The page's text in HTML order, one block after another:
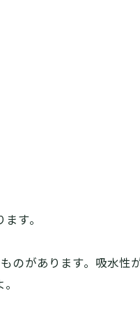
す。
があります。吸水性